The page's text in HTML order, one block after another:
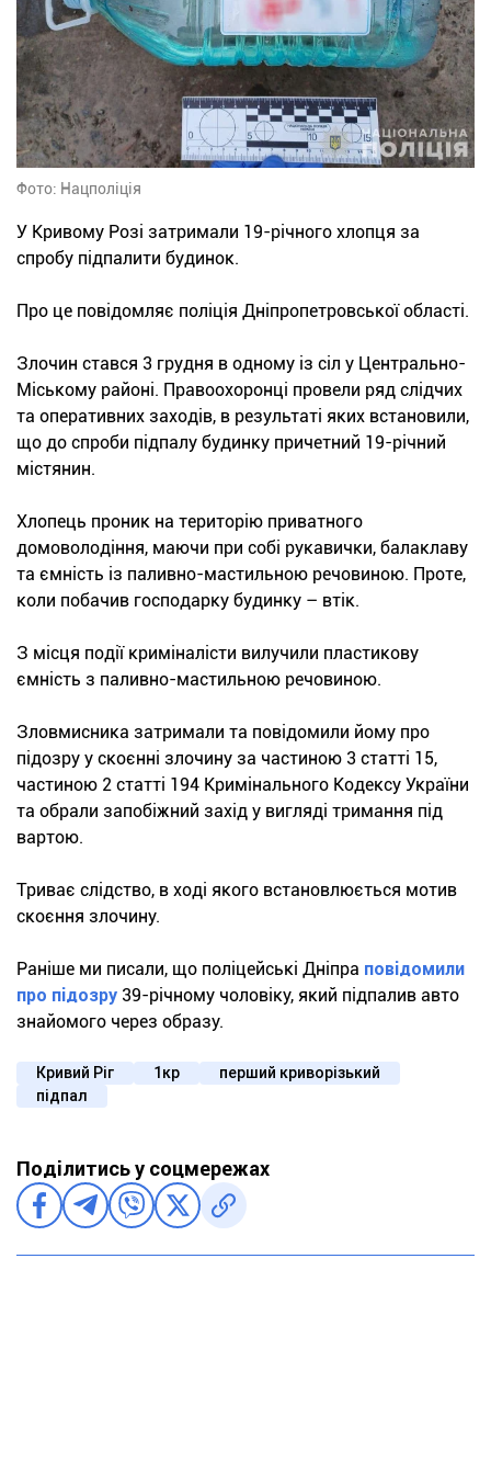
Фото: Нацполіція
У Кривому Розі затримали 19-річного хлопця за
спробу підпалити будинок.
Про це повідомляє поліція Дніпропетровської області.
Злочин стався 3 грудня в одному із сіл у Центрально-
Міському районі. Правоохоронці провели ряд слідчих
та оперативних заходів, в результаті яких встановили,
що до спроби підпалу будинку причетний 19-річний
містянин.
Хлопець проник на територію приватного
домоволодіння, маючи при собі рукавички, балаклаву
та ємність із паливно-мастильною речовиною. Проте,
коли побачив господарку будинку – втік.
З місця події криміналісти вилучили пластикову
ємність з паливно-мастильною речовиною.
Зловмисника затримали та повідомили йому про
підозру у скоєнні злочину за частиною 3 статті 15,
частиною 2 статті 194 Кримінального Кодексу України
та обрали запобіжний захід у вигляді тримання під
вартою.
Триває слідство, в ході якого встановлюється мотив
скоєння злочину.
Раніше ми писали, що поліцейські Дніпра повідомили
про підозру 39-річному чоловіку, який підпалив авто
знайомого через образу.
Кривий Ріг 1кр
перший криворізький
підпал
Поділитись у соцмережах